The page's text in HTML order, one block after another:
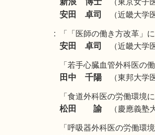
（東京女
安田 卓司 （近畿大
「「医師の働き方改革」
安田 卓司 （近畿大学
「若手心臓血管外科医の
田中 千陽 （東邦大
「食道外科医の労働環境
松田 諭 （慶應義
「呼吸器外科医の労働環